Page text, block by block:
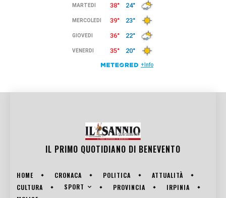
IL PRIMO QUOTIDIANO DI BENEVENTO
HOME CRONACA POLITICA
ATTUALITÀ
CULTURA
SPORT PROVINCIA
IRPINIA